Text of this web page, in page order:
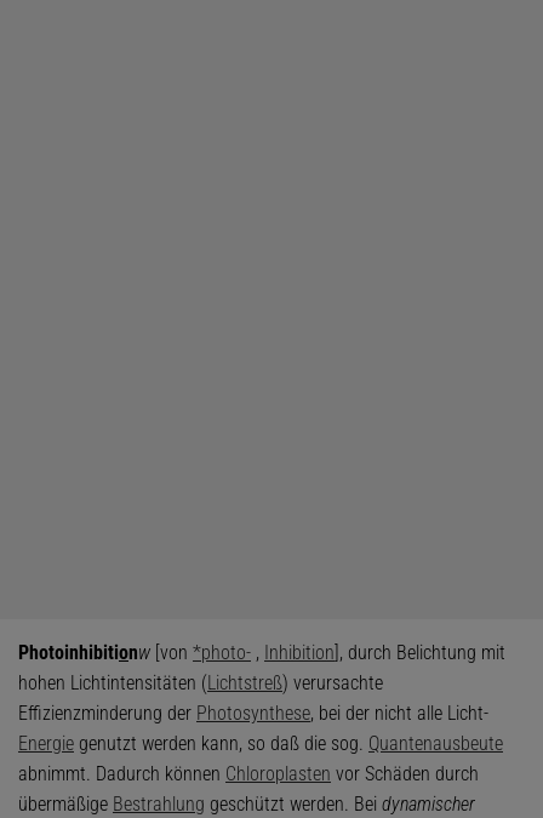
Photoinhibitionw [von *photo- , Inhibition], durch Belichtung mit
hohen Lichtintensitäten (Lichtstreß) verursachte
Effizienzminderung der Photosynthese, bei der nicht alle Licht-
Energie genutzt werden kann, so daß die sog. Quantenausbeute
abnimmt. Dadurch können Chloroplasten vor Schäden durch
übermäßige Bestrahlung geschützt werden. Bei dynamischer